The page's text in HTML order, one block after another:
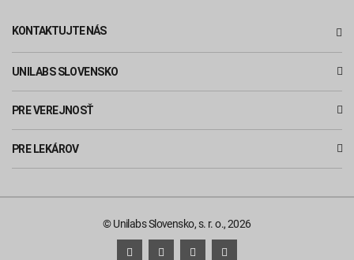
KONTAKTUJTE NÁS
UNILABS SLOVENSKO
PRE VEREJNOSŤ
PRE LEKÁROV
© Unilabs Slovensko, s. r. o., 2026